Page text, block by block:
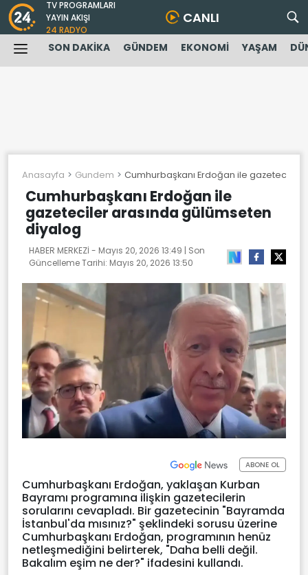
TV PROGRAMLARI
YAYIN AKIŞI
24 RADYO
CANLI
SON DAKİKA GÜNDEM EKONOMİ YAŞAM
Anasayfa Gundem Cumhurbaşkanı Erdoğan ile gazeteciler
Cumhurbaşkanı Erdoğan ile
gazeteciler arasında gülümseten
diyalog
HABER MERKEZİ - Mayıs 20, 2026 13:49 | Son
Güncelleme Tarihi: Mayıs 20, 2026 13:50
ABONE OL
Cumhurbaşkanı Erdoğan, yaklaşan Kurban
Bayramı programına ilişkin gazetecilerin
sorularını cevapladı. Bir gazetecinin "Bayramda
İstanbul'da mısınız?" şeklindeki sorusu üzerine
Cumhurbaşkanı Erdoğan, programının henüz
netleşmediğini belirterek, "Daha belli değil.
Bakalım eşim ne der?" ifadesini kullandı.